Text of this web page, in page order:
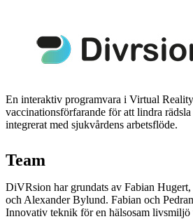
En interaktiv programvara i Virtual
vaccinationsförfarande för att lindra
integrerat med sjukvårdens arbetsflöde.
Team
DiVRsion har grundats av Fabian Hugert,
och Alexander Bylund. Fabian och
Innovativ teknik för en hälsosam